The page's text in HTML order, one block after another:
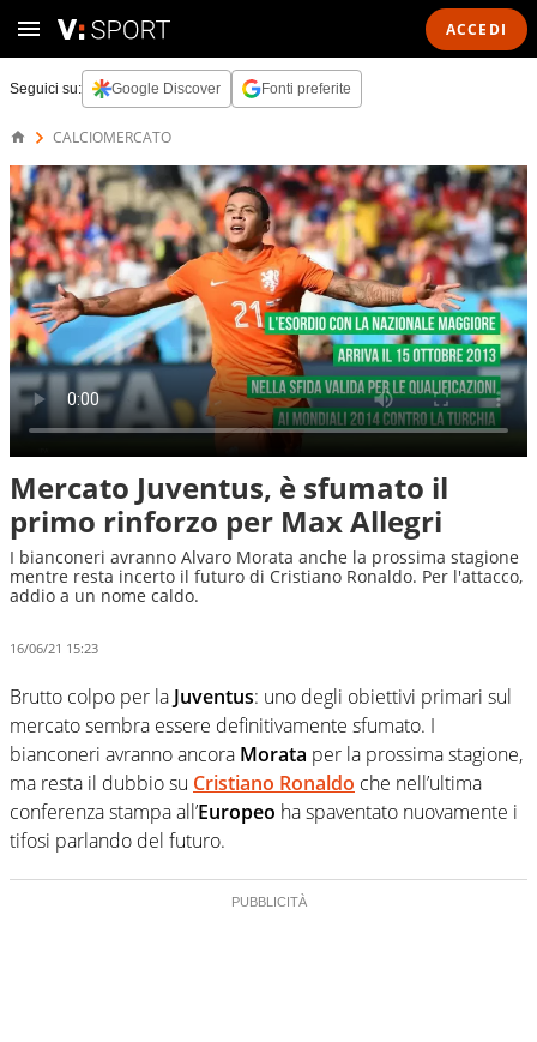
ACCEDI
Seguici su: Google Discover Fonti preferite
CALCIOMERCATO
Mercato Juventus, è sfumato il
primo rinforzo per Max Allegri
I bianconeri avranno Alvaro Morata anche la prossima stagione
mentre resta incerto il futuro di Cristiano Ronaldo. Per l'attacco,
addio a un nome caldo.
16/06/21 15:23
Brutto colpo per la Juventus: uno degli obiettivi primari sul
mercato sembra essere definitivamente sfumato. I
bianconeri avranno ancora Morata per la prossima stagione,
ma resta il dubbio su Cristiano Ronaldo che nell’ultima
conferenza stampa all’Europeo ha spaventato nuovamente i
tifosi parlando del futuro.